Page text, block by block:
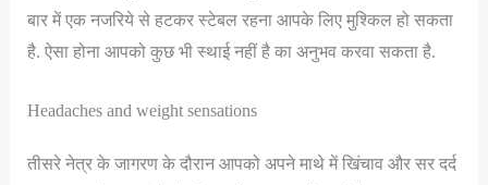
बार में एक नजरिये से हटकर स्टेबल रहना आपके लिए मुश्किल हो सकता
है. ऐसा होना आपको कुछ भी स्थाई नहीं है का अनुभव करवा सकता है.
Headaches and weight sensations
तीसरे नेत्र के जागरण के दौरान आपको अपने माथे में खिंचाव और सर दर्द